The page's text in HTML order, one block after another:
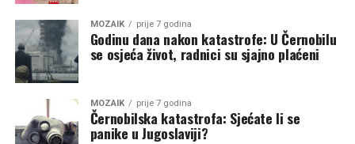
MOZAIK prije 7 godina
Godinu dana nakon katastrofe: U Černobilu
se osjeća život, radnici su sjajno plaćeni
MOZAIK prije 7 godina
Černobilska katastrofa: Sjećate li se
panike u Jugoslaviji?